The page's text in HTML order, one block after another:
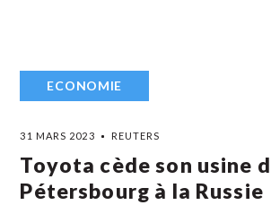
ECONOMIE
31 MARS 2023 REUTERS
Toyota cède son usine
Pétersbourg à la Russie